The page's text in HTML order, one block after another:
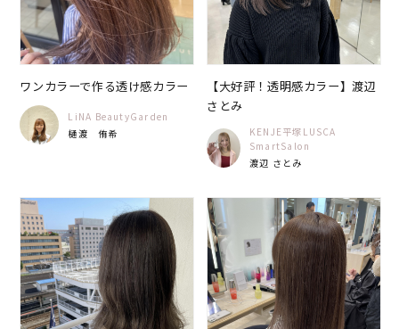
ワンカラーで作る透け感カラー
LiNA BeautyGarden
樋渡 侑希
【大好評！透明感カラー】渡辺
さとみ
KENJE平塚LUSCA
SmartSalon
渡辺 さとみ